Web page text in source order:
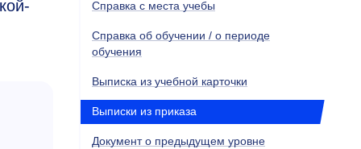
Справка с места учебы
Справка об обучении / о периоде
обучения
Выписка из учебной карточки
Выписки из приказа
Документ о предыдущем уровне